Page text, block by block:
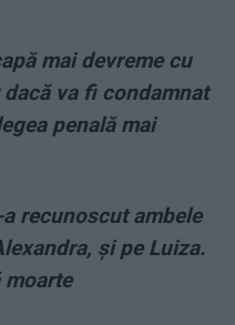
mai devreme cu
va fi condamnat
penală mai
recunoscut ambele
și pe Luiza.
moarte